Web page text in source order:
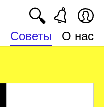
Советы О нас
🔍